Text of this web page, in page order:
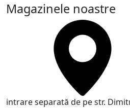
Magazinele noastre
intrare separată de pe str.